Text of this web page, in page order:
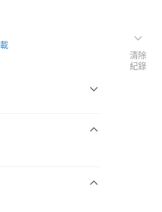
清除
紀錄